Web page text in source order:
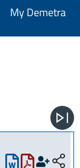
My Demetra